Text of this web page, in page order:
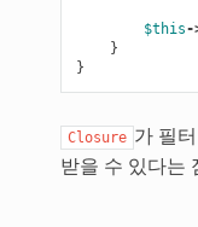
$this-
}
}
Closure 가 필
받을 수 있다는